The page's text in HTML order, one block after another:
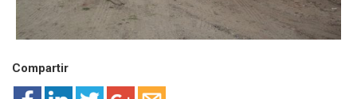
Compartir